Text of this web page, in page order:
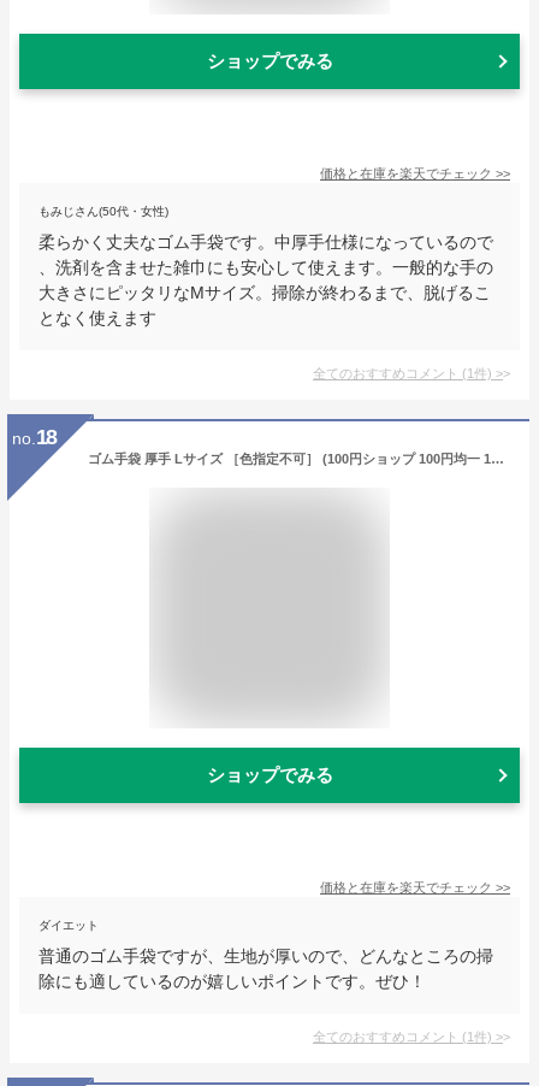
ショップでみる
価格と在庫を楽天でチェック >>
もみじさん(50代・女性)
柔らかく丈夫なゴム手袋です。中厚手仕様になっているので
、洗剤を含ませた雑巾にも安心して使えます。一般的な手の
大きさにピッタリなMサイズ。掃除が終わるまで、脱げるこ
となく使えます
全てのおすすめコメント (1件) >
no. 18
ゴム手袋 厚手 Lサイズ ［色指定不可］ (100円ショップ 100円均一 100均一 100均)
ショップでみる
価格と在庫を楽天でチェック >>
ダイエット
普通のゴム手袋ですが、生地が厚いので、どんなところの掃
除にも適しているのが嬉しいポイントです。ぜひ！
全てのおすすめコメント (1件) >